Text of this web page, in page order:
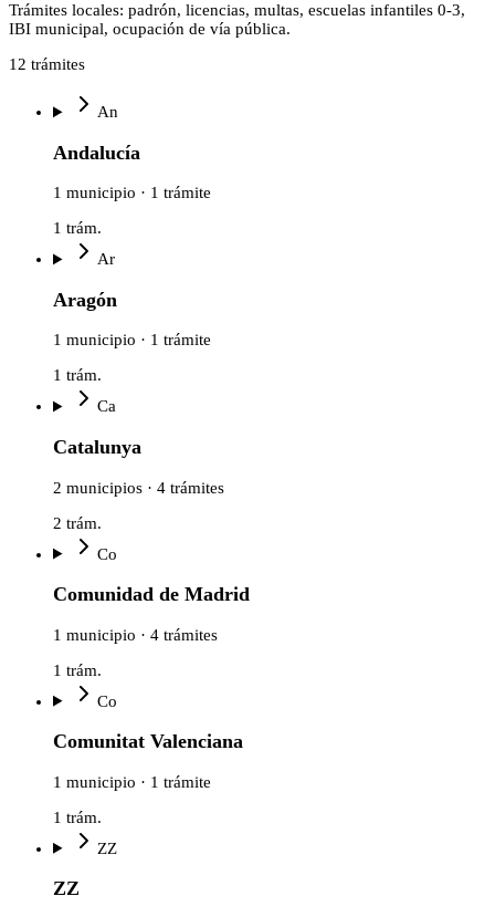
Trámites locales: padrón, licencias, multas, escuelas infantiles 0-3,
IBI municipal, ocupación de vía pública.
12 trámites
An
Andalucía
1 municipio · 1 trámite
1 trám.
Ar
Aragón
1 municipio · 1 trámite
1 trám.
Ca
Catalunya
2 municipios · 4 trámites
2 trám.
Co
Comunidad de Madrid
1 municipio · 4 trámites
1 trám.
Co
Comunitat Valenciana
1 municipio · 1 trámite
1 trám.
ZZ
ZZ